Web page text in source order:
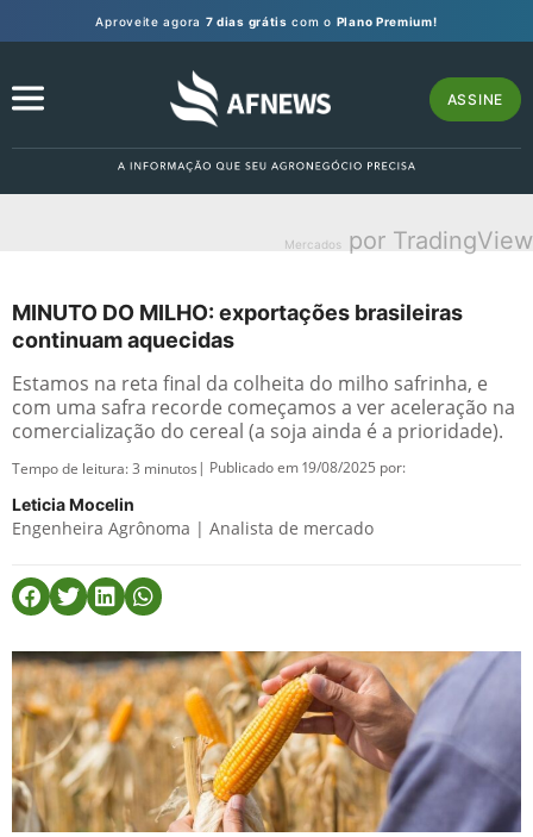
Aproveite agora 7 dias grátis com o Plano Premium!
ASSINE
Mercados por TradingView
MINUTO DO MILHO: exportações brasileiras
continuam aquecidas
Estamos na reta final da colheita do milho safrinha, e
com uma safra recorde começamos a ver aceleração na
comercialização do cereal (a soja ainda é a prioridade).
Tempo de leitura:3 minutos | Publicado em 19/08/2025 por:
Leticia Mocelin
Engenheira Agrônoma | Analista de mercado